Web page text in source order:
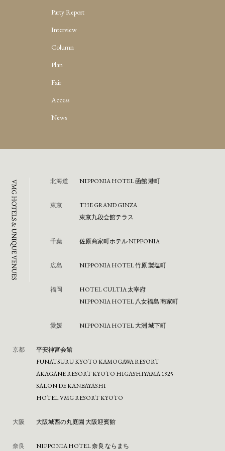
Party Report
Interview
Column
Plan
Fair
Access
News
北海道 NIPPONIA HOTEL 函館 港町
東京
THE GRAND GINZA
東京九段会館テラス
千葉 佐原商家町ホテル NIPPONIA
広島 NIPPONIA HOTEL 竹原 製塩町
福岡
HOTEL CULTIA 太宰府
NIPPONIA HOTEL 八女福島 商家町
愛媛 NIPPONIA HOTEL 大洲 城下町
京都
平安神宮会館
FUNATSURU KYOTO KAMOGAWA RESORT
AKAGANE RESORT KYOTO HIGASHIYAMA 1925
SALON DE KANBAYASHI
HOTEL VMG RESORT KYOTO
大阪 ⼤阪城⻄の丸庭園 ⼤阪迎賓館
奈良 NIPPONIA HOTEL 奈良 ならまち